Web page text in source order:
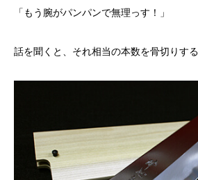
「もう腕がパンパンで無理っす！」
話を聞くと、それ相当の本数を骨切りする